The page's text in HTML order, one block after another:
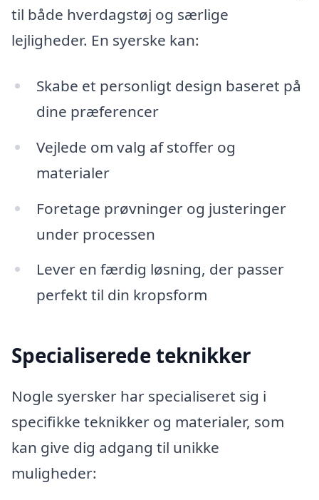
til både hverdagstøj og særlige
lejligheder. En syerske kan:
Skabe et personligt design baseret på
dine præferencer
Vejlede om valg af stoffer og
materialer
Foretage prøvninger og justeringer
under processen
Lever en færdig løsning, der passer
perfekt til din kropsform
Specialiserede teknikker
Nogle syersker har specialiseret sig i
specifikke teknikker og materialer, som
kan give dig adgang til unikke
muligheder: